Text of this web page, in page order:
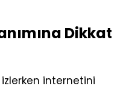
Dikkat
izlerken internetini